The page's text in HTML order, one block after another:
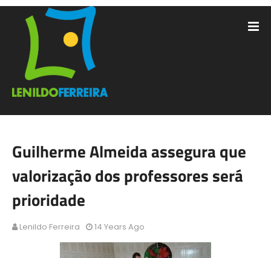
Guilherme Almeida assegura que
valorização dos professores será
prioridade
Lenildo Ferreira 14 Years Ago